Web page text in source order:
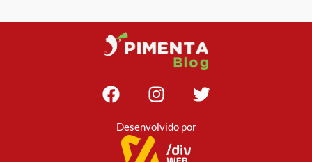
Desenvolvido por